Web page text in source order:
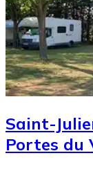
Saint-
Portes du